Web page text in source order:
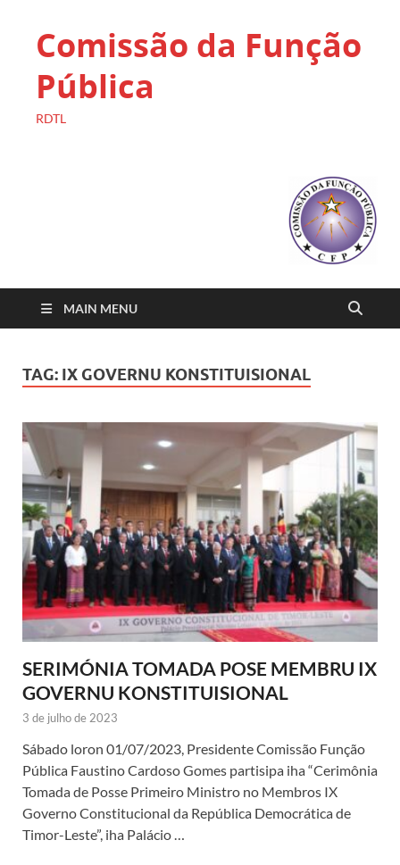
Comissão da Função
Pública
RDTL
MAIN MENU
TAG: IX GOVERNU KONSTITUISIONAL
SERIMÓNIA TOMADA POSE MEMBRU IX
GOVERNU KONSTITUISIONAL
3 de julho de 2023
Sábado loron 01/07/2023, Presidente Comissão Função
Pública Faustino Cardoso Gomes partisipa iha “Cerimônia
Tomada de Posse Primeiro Ministro no Membros IX
Governo Constitucional da República Democrática de
Timor-Leste”, iha Palácio …